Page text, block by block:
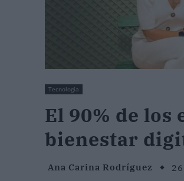
Tecnología
El 90% de los
bienestar
Ana Carina Rodríguez